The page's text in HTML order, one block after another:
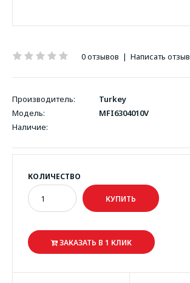
0 отзывов | Написать отзыв
Производитель:
Turkey
Модель:
MFI6304010V
Наличие:
КОЛИЧЕСТВО
ЗАКАЗАТЬ В 1 КЛИК